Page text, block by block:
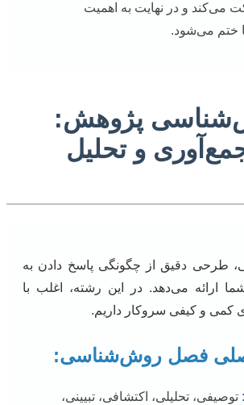
می‌کند و در نهایت به اهمیت
ختم می‌شود.
پژوهش:
و تحلیل
دقیق از چگونگی پاسخ دادن به
ارائه می‌دهد. در این رشته، اغلب با
کمی و کیفی سروکار داریم.
فصل روش‌شناسی:
توصیفی، تحلیلی، اکتشافی، تبیینی،